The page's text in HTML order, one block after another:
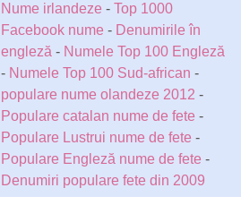
Nume irlandeze - Top 1000
Facebook nume - Denumirile în
engleză - Numele Top 100 Engleză
- Numele Top 100 Sud-african -
populare nume olandeze 2012 -
Populare catalan nume de fete -
Populare Lustrui nume de fete -
Populare Engleză nume de fete -
Denumiri populare fete din 2009